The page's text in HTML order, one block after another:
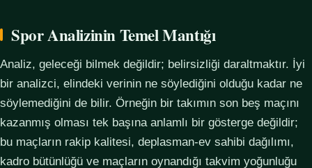
Spor Analizinin Temel Mantığı
Analiz, geleceği bilmek değildir; belirsizliği daraltmaktır. İyi
bir analizci, elindeki verinin ne söylediğini olduğu kadar ne
söylemediğini de bilir. Örneğin bir takımın son beş maçını
kazanmış olması tek başına anlamlı bir gösterge değildir;
bu maçların rakip kalitesi, deplasman-ev sahibi dağılımı,
kadro bütünlüğü ve maçların oynandığı takvim yoğunluğu